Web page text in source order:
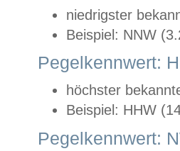
niedrigster
Beispiel: NNW
Pegelkennwert:
höchster
Beispiel: HHW
Pegelkennwert: